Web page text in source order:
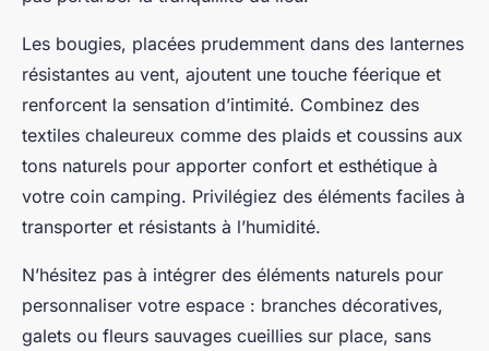
Les bougies, placées prudemment dans des lanternes
résistantes au vent, ajoutent une touche féerique et
renforcent la sensation d’intimité. Combinez des
textiles chaleureux comme des plaids et coussins aux
tons naturels pour apporter confort et esthétique à
votre coin camping. Privilégiez des éléments faciles à
transporter et résistants à l’humidité.
N’hésitez pas à intégrer des éléments naturels pour
personnaliser votre espace : branches décoratives,
galets ou fleurs sauvages cueillies sur place, sans